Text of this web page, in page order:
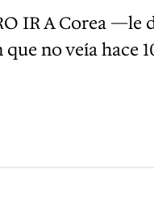
IR A Corea —le
no veía hace